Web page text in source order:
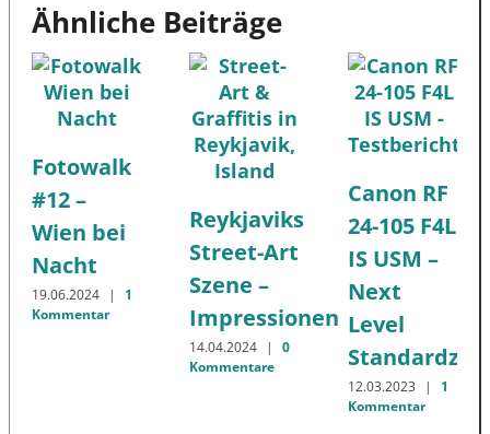
Ähnliche Beiträge
Fotowalk
#12 –
Wien bei
Nacht
19.06.2024 |
1
Kommentar
Reykjaviks
Street-Art
Szene –
Impressionen
14.04.2024 |
0
Kommentare
Canon RF
24-105 F4L
IS USM –
Next
Level
12.03.2023 |
1
Kommentar